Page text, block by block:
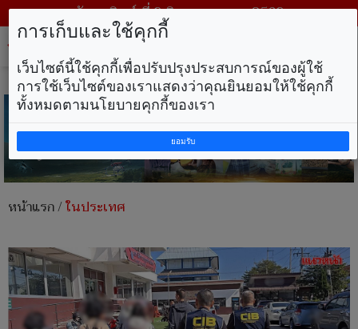
วันอาทิตย์ ที่ 9 สิงหาคม พ.ศ. 2569
หน้าแรก/ในประเทศ
การเก็บและใช้คุกกี้
เว็บไซต์นี้ใช้คุกกี้เพื่อปรับปรุงประสบการณ์ของผู้ใช้
การใช้เว็บไซต์ของเราแสดงว่าคุณยินยอมให้ใช้คุกกี้
ทั้งหมดตามนโยบายคุกกี้ของเรา
ยอมรับ